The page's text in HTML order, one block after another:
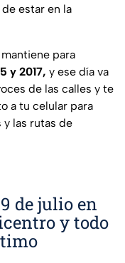
estar en la
para
y 2017, y ese día va
de las calles y te
a tu celular para
las rutas de
de julio en
y todo